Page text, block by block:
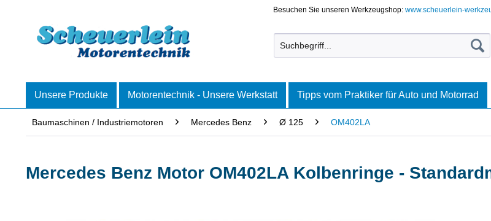
Besuchen Sie unseren Werkzeugshop:www.scheuerlein-
Unsere Produkte Motorentechnik - Unsere Werkstatt Tipps vom Praktiker für Auto und Motorrad
Baumaschinen / Industriemotoren Mercedes Benz Ø 125 OM402LA
Mercedes Benz Motor OM402LA Kolbenringe -